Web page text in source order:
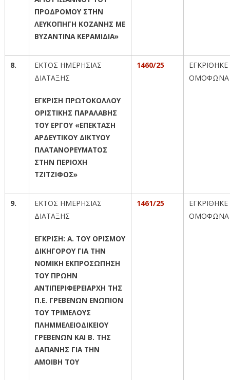
ΠΡΟΔΡΟΜΟΥ ΣΤΗΝ
ΛΕΥΚΟΠΗΓΗ ΚΟΖΑΝΗΣ ΜΕ
ΒΥΖΑΝΤΙΝΑ ΚΕΡΑΜΙΔΙΑ»
8.
ΕΚΤΟΣ ΗΜΕΡΗΣΙΑΣ
ΔΙΑΤΑΞΗΣ
ΕΓΚΡΙΣΗ ΠΡΩΤΟΚΟΛΛΟΥ
ΟΡΙΣΤΙΚΗΣ ΠΑΡΑΛΑΒΗΣ
ΤΟΥ ΕΡΓΟΥ «ΕΠΕΚΤΑΣΗ
ΑΡΔΕΥΤΙΚΟΥ ΔΙΚΤΥΟΥ
ΠΛΑΤΑΝΟΡΕΥΜΑΤΟΣ
ΣΤΗΝ ΠΕΡΙΟΧΗ
ΤΖΙΤΖΙΦΟΣ»
1460/25
ΕΓΚΡΙΘΗΚΕ
ΟΜΟΦΩΝΑ
9.
ΕΚΤΟΣ ΗΜΕΡΗΣΙΑΣ
ΔΙΑΤΑΞΗΣ
ΕΓΚΡΙΣΗ: Α. ΤΟΥ ΟΡΙΣΜΟΥ
ΔΙΚΗΓΟΡΟΥ ΓΙΑ ΤΗΝ
ΝΟΜΙΚΗ ΕΚΠΡΟΣΩΠΗΣΗ
ΤΟΥ ΠΡΩΗΝ
ΑΝΤΙΠΕΡΙΦΕΡΕΙΑΡΧΗ ΤΗΣ
Π.Ε. ΓΡΕΒΕΝΩΝ ΕΝΩΠΙΟΝ
ΤΟΥ ΤΡΙΜΕΛΟΥΣ
ΠΛΗΜΜΕΛΕΙΟΔΙΚΕΙΟΥ
ΓΡΕΒΕΝΩΝ ΚΑΙ Β. ΤΗΣ
ΔΑΠΑΝΗΣ ΓΙΑ ΤΗΝ
ΑΜΟΙΒΗ ΤΟΥ
1461/25
ΕΓΚΡΙΘΗΚΕ
ΟΜΟΦΩΝΑ